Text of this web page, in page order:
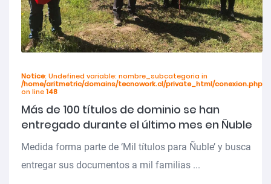
Notice: Undefined variable: nombre_subcategoria in
/home/aritmetric/domains/tecnowork.cl/private_html/conexion.php
on line148
Más de 100 títulos de dominio se han
entregado durante el último mes en Ñuble
Medida forma parte de ‘Mil títulos para Ñuble’ y busca
entregar sus documentos a mil familias ...